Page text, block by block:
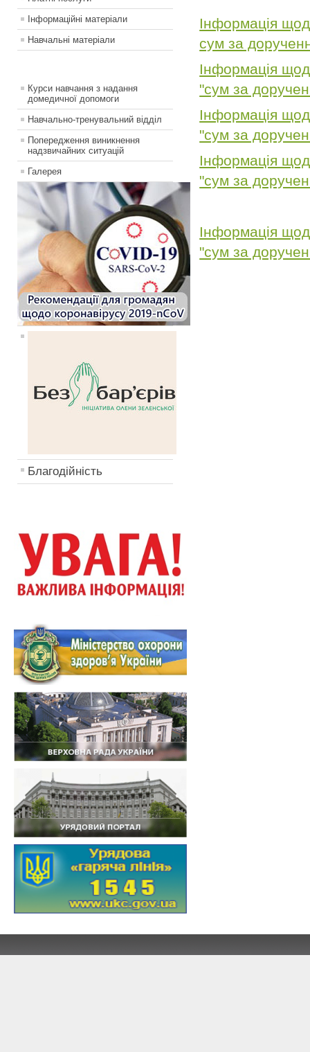
Інформаційні матеріали
Навчальні матеріали
Курси навчання з надання
домедичної допомоги
Навчально-тренувальний відділ
Попередження виникнення
надзвичайних ситуацій
Галерея
Благодійність
Інформація
сум за
Інформація
"сум за
Інформація
"сум за
Інформація
"сум за
Інформація
"сум за